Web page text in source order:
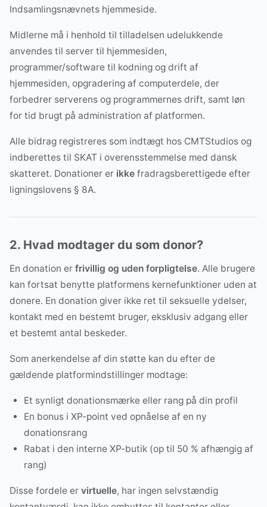
Indsamlingsnævnets hjemmeside.
Midlerne må i henhold til tilladelsen udelukkende
anvendes til server til hjemmesiden,
programmer/software til kodning og drift af
hjemmesiden, opgradering af computerdele, der
forbedrer serverens og programmernes drift, samt løn
for tid brugt på administration af platformen.
Alle bidrag registreres som indtægt hos CMTStudios og
indberettes til SKAT i overensstemmelse med dansk
skatteret. Donationer er ikke fradragsberettigede efter
ligningslovens § 8A.
2. Hvad modtager du som donor?
En donation er frivillig og uden forpligtelse. Alle brugere
kan fortsat benytte platformens kernefunktioner uden at
donere. En donation giver ikke ret til seksuelle ydelser,
kontakt med en bestemt bruger, eksklusiv adgang eller
et bestemt antal beskeder.
Som anerkendelse af din støtte kan du efter de
gældende platformindstillinger modtage:
Et synligt donationsmærke eller rang på din profil
En bonus i XP-point ved opnåelse af en ny
donationsrang
Rabat i den interne XP-butik (op til 50 % afhængig af
rang)
Disse fordele er virtuelle, har ingen selvstændig